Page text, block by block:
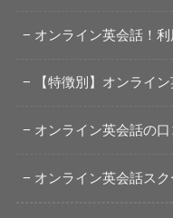
オンライン英会話！利
【特徴別】オンライ
オンライン英会話の口
オンライン英会話ス